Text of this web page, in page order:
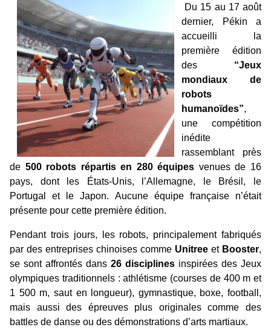
Du 15 au 17 août
dernier, Pékin a
accueilli la
première édition
des “Jeux
mondiaux de
robots
humanoïdes”,
une compétition
inédite
rassemblant près
de 500 robots répartis en 280 équipes venues de 16
pays, dont les États-Unis, l’Allemagne, le Brésil, le
Portugal et le Japon. Aucune équipe française n’était
présente pour cette première édition.
Pendant trois jours, les robots, principalement fabriqués
par des entreprises chinoises comme Unitree et Booster,
se sont affrontés dans 26 disciplines inspirées des Jeux
olympiques traditionnels : athlétisme (courses de 400 m et
1 500 m, saut en longueur), gymnastique, boxe, football,
mais aussi des épreuves plus originales comme des
battles de danse ou des démonstrations d’arts martiaux.